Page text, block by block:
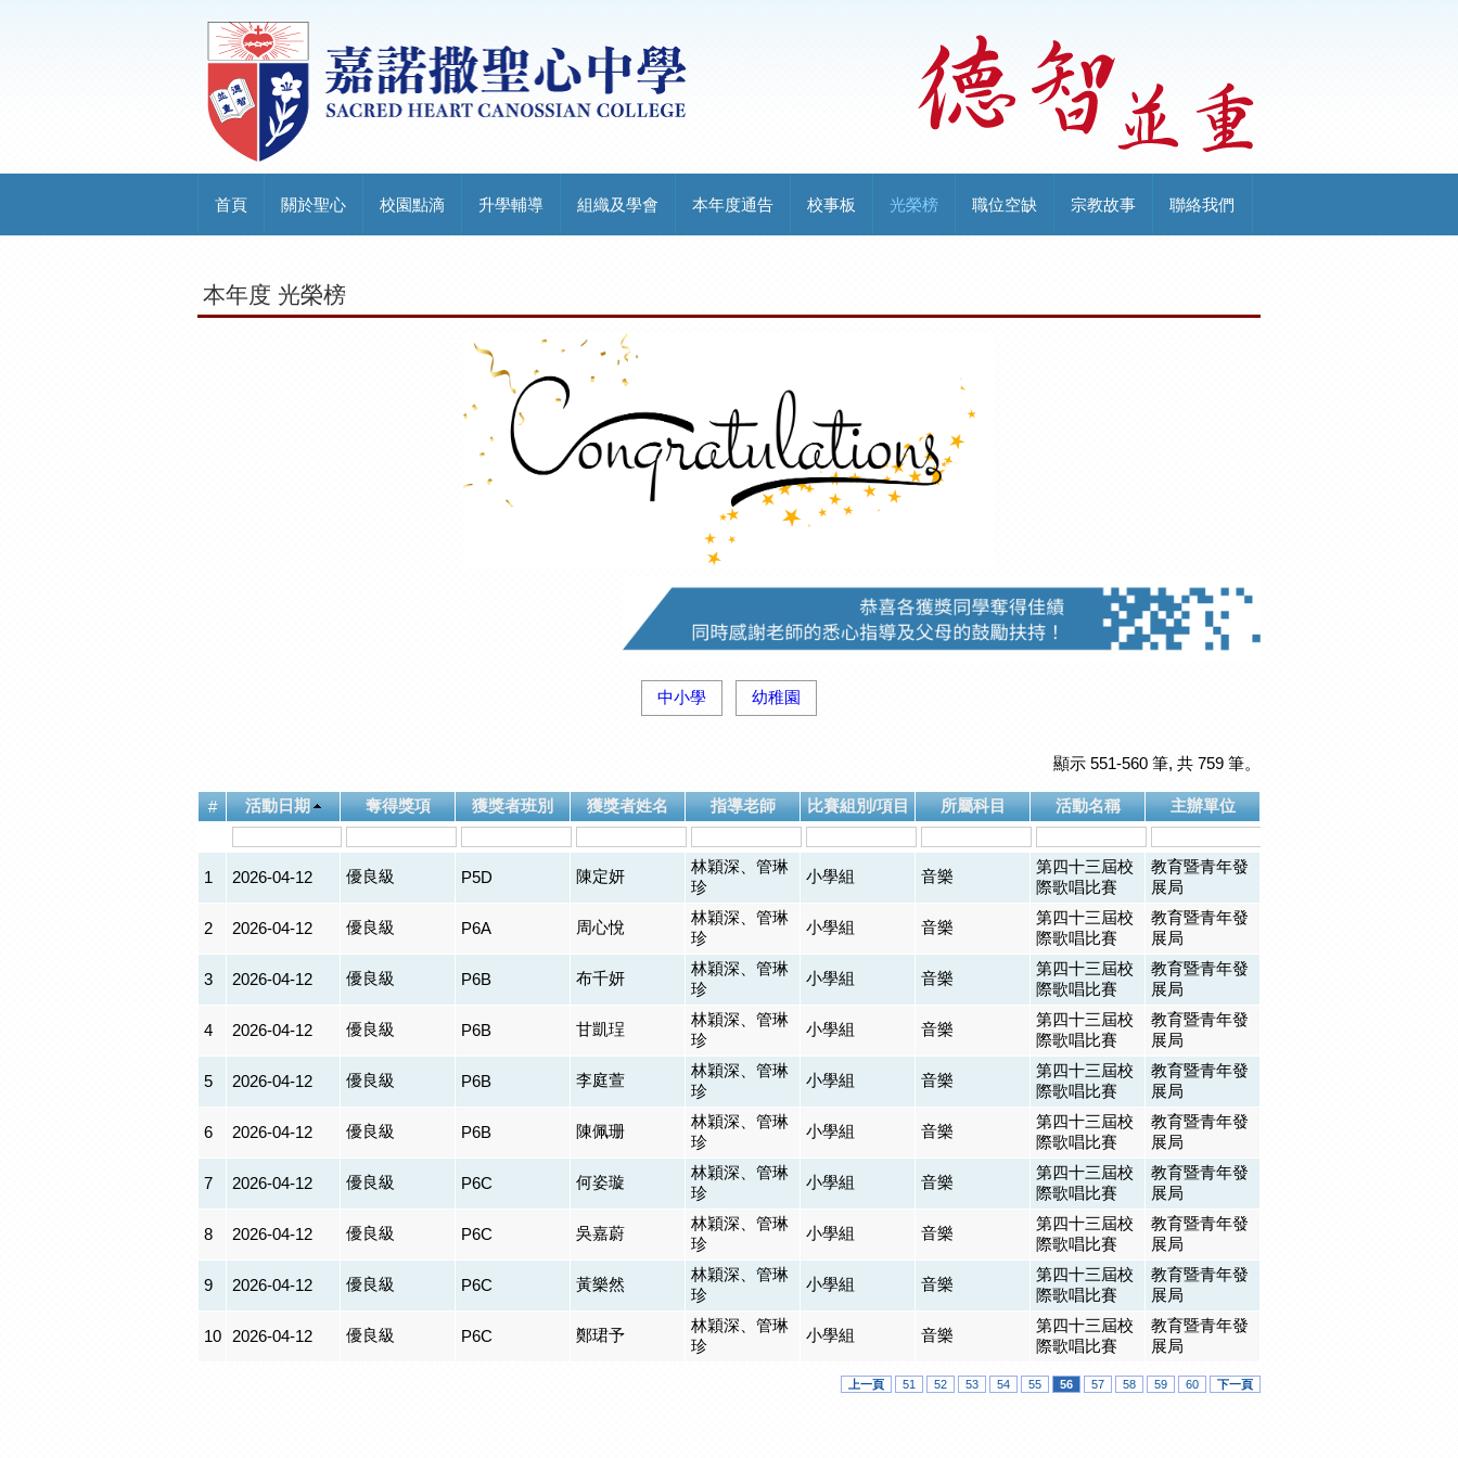
首頁 關於聖心 校園點滴 升學輔導 組織及學會 本年度通告 校事板 光榮榜 職位空缺 宗教故事 聯絡我們
本年度 光榮榜
中小學 幼稚園
顯示 551-560 筆, 共 759 筆。
# 活動日期 奪得獎項 獲獎者班別 獲獎者姓名 指導老師 比賽組別/項目 所屬科目 活動名稱 主辦單位
1 2026-04-12 優良級 P5D 陳定妍
林穎深、管琳
珍
小學組 音樂
第四十三屆校
際歌唱比賽
教育暨青年發
展局
2 2026-04-12 優良級 P6A 周心悅
林穎深、管琳
珍
小學組 音樂
第四十三屆校
際歌唱比賽
教育暨青年發
展局
3 2026-04-12 優良級 P6B 布千妍
林穎深、管琳
珍
小學組 音樂
第四十三屆校
際歌唱比賽
教育暨青年發
展局
4 2026-04-12 優良級 P6B 甘凱珵
林穎深、管琳
珍
小學組 音樂
第四十三屆校
際歌唱比賽
教育暨青年發
展局
5 2026-04-12 優良級 P6B 李庭萱
林穎深、管琳
珍
小學組 音樂
第四十三屆校
際歌唱比賽
教育暨青年發
展局
6 2026-04-12 優良級 P6B 陳佩珊
林穎深、管琳
珍
小學組 音樂
第四十三屆校
際歌唱比賽
教育暨青年發
展局
7 2026-04-12 優良級 P6C 何姿璇
林穎深、管琳
珍
小學組 音樂
第四十三屆校
際歌唱比賽
教育暨青年發
展局
8 2026-04-12 優良級 P6C 吳嘉蔚
林穎深、管琳
珍
小學組 音樂
第四十三屆校
際歌唱比賽
教育暨青年發
展局
9 2026-04-12 優良級 P6C 黃樂然
林穎深、管琳
珍
小學組 音樂
第四十三屆校
際歌唱比賽
教育暨青年發
展局
10 2026-04-12 優良級 P6C 鄭珺予
林穎深、管琳
珍
小學組 音樂
第四十三屆校
際歌唱比賽
教育暨青年發
展局
上一頁 51 52 53 54 55 56 57 58 59 60 下一頁